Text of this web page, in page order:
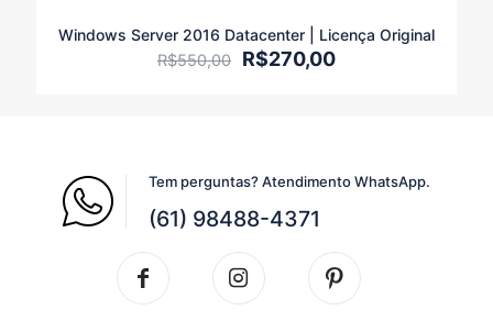
Windows Server 2016 Datacenter | Licença Original
R$550,00
O
R$270,00O
Tem perguntas? Atendimento WhatsApp.
(61) 98488-4371